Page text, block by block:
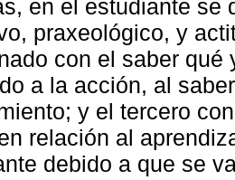
en el estudiante se
praxeológico, y
con el saber
a la acción, al
y el tercero
relación al
debido a que se